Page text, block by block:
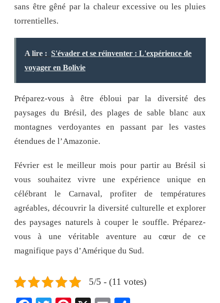
sans être gêné par la chaleur excessive ou les pluies
torrentielles.
A lire : S'évader et se réinventer : L'expérience de
voyager en Bolivie
Préparez-vous à être ébloui par la diversité des
paysages du Brésil, des plages de sable blanc aux
montagnes verdoyantes en passant par les vastes
étendues de l’Amazonie.
Février est le meilleur mois pour partir au Brésil si
vous souhaitez vivre une expérience unique en
célébrant le Carnaval, profiter de températures
agréables, découvrir la diversité culturelle et explorer
des paysages naturels à couper le souffle. Préparez-
vous à une véritable aventure au cœur de ce
magnifique pays d’Amérique du Sud.
5/5 - (11 votes)